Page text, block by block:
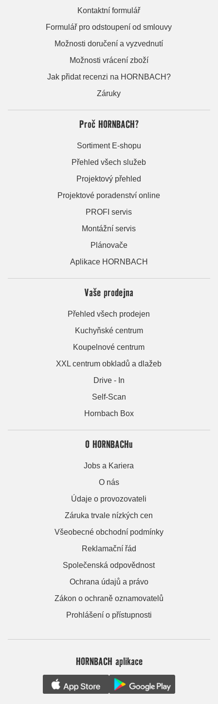
Kontaktní formulář
Formulář pro odstoupení od smlouvy
Možnosti doručení a vyzvednutí
Možnosti vrácení zboží
Jak přidat recenzi na HORNBACH?
Záruky
Proč HORNBACH?
Sortiment E-shopu
Přehled všech služeb
Projektový přehled
Projektové poradenství online
PROFI servis
Montážní servis
Plánovače
Aplikace HORNBACH
Vaše prodejna
Přehled všech prodejen
Kuchyňské centrum
Koupelnové centrum
XXL centrum obkladů a dlažeb
Drive - In
Self-Scan
Hornbach Box
O HORNBACHu
Jobs a Kariera
O nás
Údaje o provozovateli
Záruka trvale nízkých cen
Všeobecné obchodní podmínky
Reklamační řád
Společenská odpovědnost
Ochrana údajů a právo
Zákon o ochraně oznamovatelů
Prohlášení o přístupnosti
HORNBACH aplikace